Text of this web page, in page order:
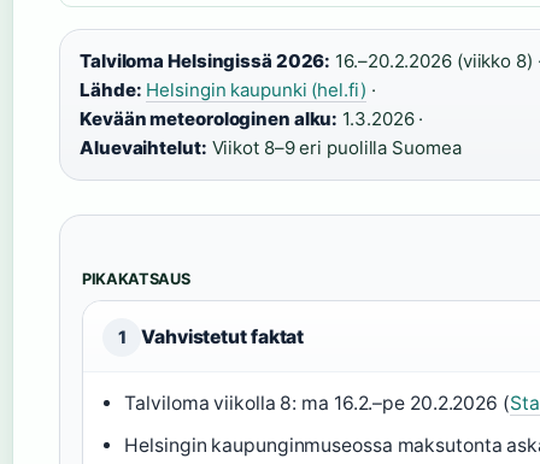
Talviloma Helsingissä 2026: 16.–20.2.2026 (viikko 8)
Lähde: Helsingin kaupunki (hel.fi) ·
Kevään meteorologinen alku: 1.3.2026 ·
Aluevaihtelut: Viikot 8–9 eri puolilla Suomea
PIKAKATSAUS
1 Vahvistetut faktat
Talviloma viikolla 8: ma 16.2.–pe 20.2.2026 (
Helsingin kaupunginmuseossa maksutonta